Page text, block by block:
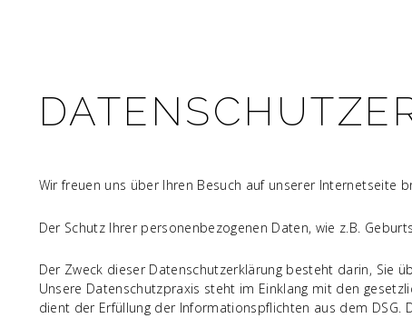
Wir freuen uns über Ihren Besuch auf unserer Internetseite
Der Schutz Ihrer personenbezogenen Daten, wie z.B.
Der Zweck dieser Datenschutzerklärung besteht darin, Sie
Unsere Datenschutzpraxis steht im Einklang mit den
dient der Erfüllung der Informationspflichten aus dem DSG.